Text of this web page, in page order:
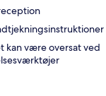
kan være oversat ved